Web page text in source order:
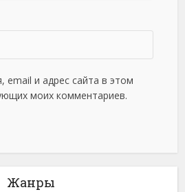
email и адрес сайта в этом
моих комментариев.
Жанры